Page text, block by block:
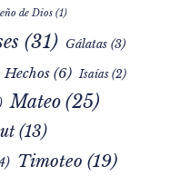
de Dios (1)
(31) Gálatas (3)
Hechos (6) Isaías (2)
Mateo (25)
(13)
Timoteo (19)